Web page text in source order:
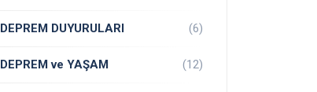
DEPREM DUYURULARI (6)
DEPREM ve YAŞAM (12)